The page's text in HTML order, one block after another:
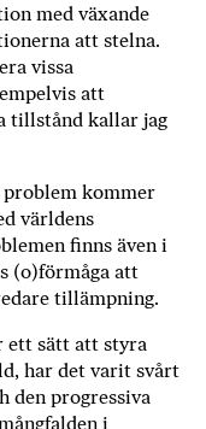
med växande
att stelna.
vissa
att
tillstånd kallar jag
kommer
världens
finns även i
(o)förmåga att
tillämpning.
ett sätt att styra
har det varit svårt
den progressiva
i